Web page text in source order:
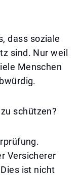
dass soziale
sind. Nur weil
Menschen
schützen?
Versicherer
ist nicht